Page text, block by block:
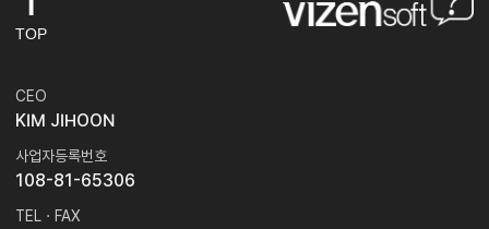
TOP
CEO
KIM JIHOON
사업자등록번호
108-81-65306
TEL · FAX